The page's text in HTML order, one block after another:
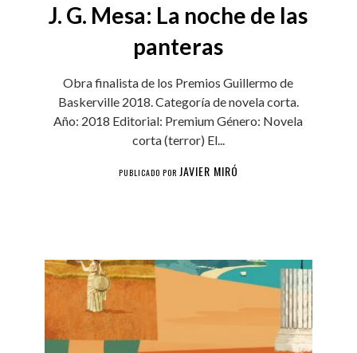
J. G. Mesa: La noche de las
panteras
Obra finalista de los Premios Guillermo de
Baskerville 2018. Categoría de novela corta.
Año: 2018 Editorial: Premium Género: Novela
corta (terror) El...
PUBLICADO POR JAVIER MIRÓ